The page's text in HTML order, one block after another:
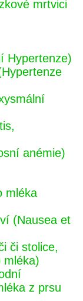
mrtvici
Hypertenze)
anémie)
mléka
(Nausea et
či stolice,
mléka)
z prsu